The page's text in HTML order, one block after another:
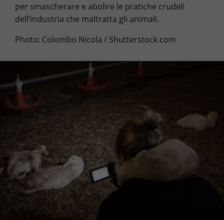
per smascherare e abolire le pratiche crudeli
dell’industria che maltratta gli animali.
Photo: Colombo Nicola / Shutterstock.com